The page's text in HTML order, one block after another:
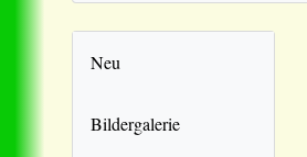
Neu
Bildergalerie